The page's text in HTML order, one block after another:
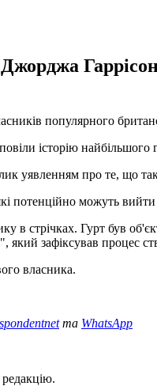
популярного
історію найбільшого
уявленням про те, що
потенційно можуть
стрічках. Гурт був
який зафіксував процес
власника.
та WhatsApp